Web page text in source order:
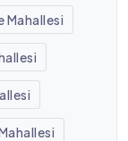
Mahallesi